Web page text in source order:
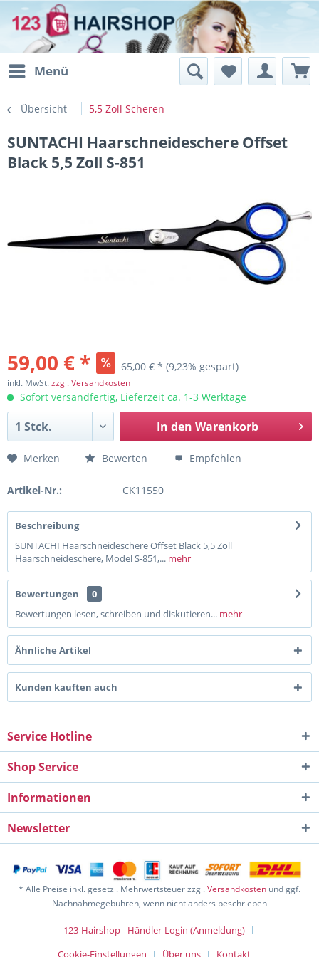
Menü
Übersicht 5,5 Zoll Scheren
SUNTACHI Haarschneideschere Offset
Black 5,5 Zoll S-851
59,00 € * 65,00 € * (9,23% gespart)
inkl. MwSt.zzgl. Versandkosten
Sofort versandfertig, Lieferzeit ca. 1-3 Werktage
In den Warenkorb
Merken Bewerten Empfehlen
Artikel-Nr.: CK11550
Beschreibung
SUNTACHI Haarschneideschere Offset Black 5,5 Zoll
Haarschneideschere, Model S-851,... mehr
Bewertungen
0
Bewertungen lesen, schreiben und diskutieren... mehr
Ähnliche Artikel
Kunden kauften auch
Service Hotline
Shop Service
Informationen
Newsletter
* Alle Preise inkl. gesetzl. Mehrwertsteuer zzgl.Versandkosten und ggf.
Nachnahmegebühren, wenn nicht anders beschrieben
123-Hairshop - Händler-Login (Anmeldung)
Cookie-Einstellungen
Über uns Kontakt